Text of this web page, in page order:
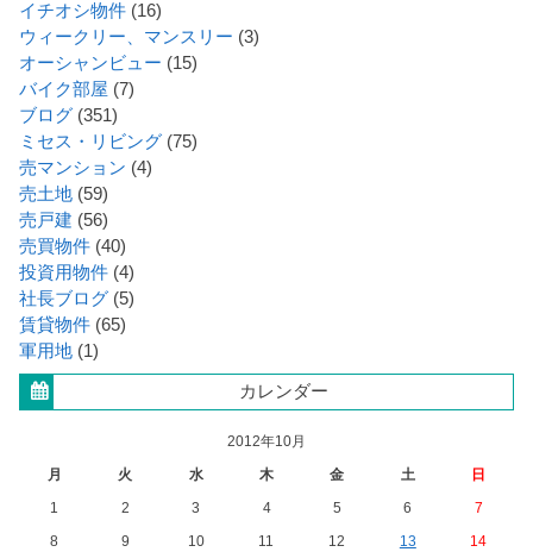
イチオシ物件 (16)
ウィークリー、マンスリー (3)
オーシャンビュー (15)
バイク部屋 (7)
ブログ (351)
ミセス・リビング (75)
売マンション (4)
売土地 (59)
売戸建 (56)
売買物件 (40)
投資用物件 (4)
社長ブログ (5)
賃貸物件 (65)
軍用地 (1)
カレンダー
2012年10月
月
火 水 木 金 土
日
1
2 3 4 5 6
7
8
9 10 11 12 13
14